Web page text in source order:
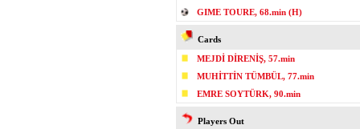
GIME TOURE, 68.min (H)
Cards
MEJDİ DİRENİŞ, 57.min
MUHİTTİN TÜMBÜL, 77.min
EMRE SOYTÜRK, 90.min
Players Out